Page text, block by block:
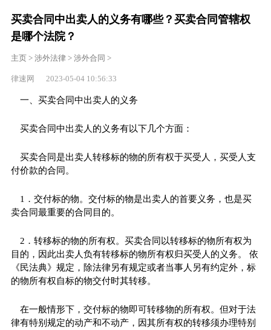
买卖合同中出卖人的义务有哪些？买卖合同管辖权
是哪个法院？
主页> 涉外法律> 涉外合同 >
律速网 2023-05-04 10:56:33
一、买卖合同中出卖人的义务
买卖合同中出卖人的义务有以下几个方面：
买卖合同是出卖人转移标的物的所有权于买受人，买受人支
付价款的合同。
1．交付标的物。交付标的物是出卖人的首要义务，也是买
卖合同最重要的合同目的。
2．转移标的物的所有权。买卖合同以转移标的物所有权为
目的，因此出卖人负有转移标的物所有权归买受人的义务。 依
《民法典》规定，除法律另有规定或者当事人另有约定外，标
的物所有权自标的物交付时其转移。
在一般情形下，交付标的物即可转移物的所有权。但对于法
律有特别规定的动产和不动产，因其所有权的转移须办理特别